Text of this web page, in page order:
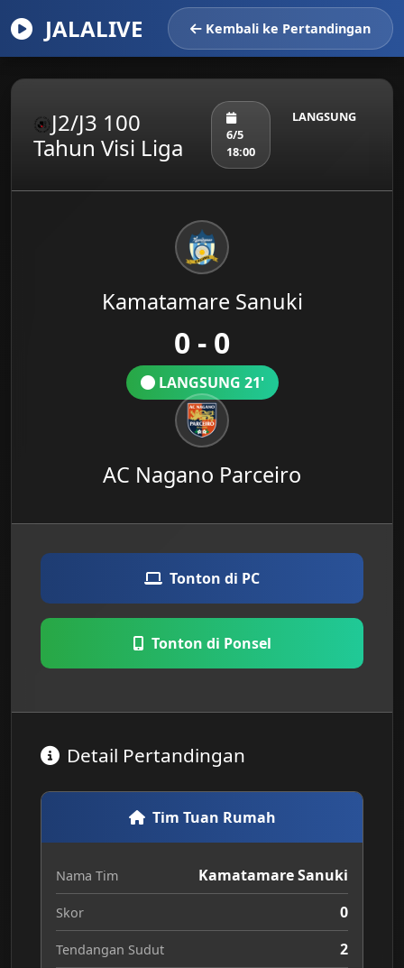
JALALIVE Kembali ke Pertandingan
J2/J3 100
Tahun Visi Liga
6/5
18:00
LANGSUNG
Kamatamare Sanuki
0 - 0
LANGSUNG 21'
AC Nagano Parceiro
Tonton di PC
Tonton di Ponsel
Detail Pertandingan
Tim Tuan Rumah
Nama Tim Kamatamare Sanuki
Skor 0
Tendangan Sudut 2